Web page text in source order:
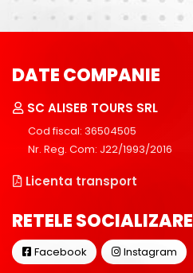
DATE COMPANIE
SC ALISEB TOURS SRL
Cod fiscal: 36504505
Nr. Reg. Com: J22/1993/2016
Licenta transport
RETELE SOCIALIZARE
Facebook Instagram